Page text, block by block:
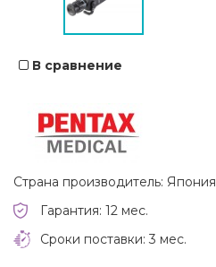
В сравнение
Страна производитель: Япония
Гарантия: 12 мес.
Сроки поставки: 3 мес.